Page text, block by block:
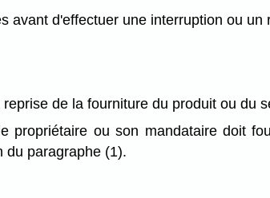
avant d'effectuer une interruption ou
de la fourniture du produit ou du
propriétaire ou son mandataire doit
du paragraphe (1).